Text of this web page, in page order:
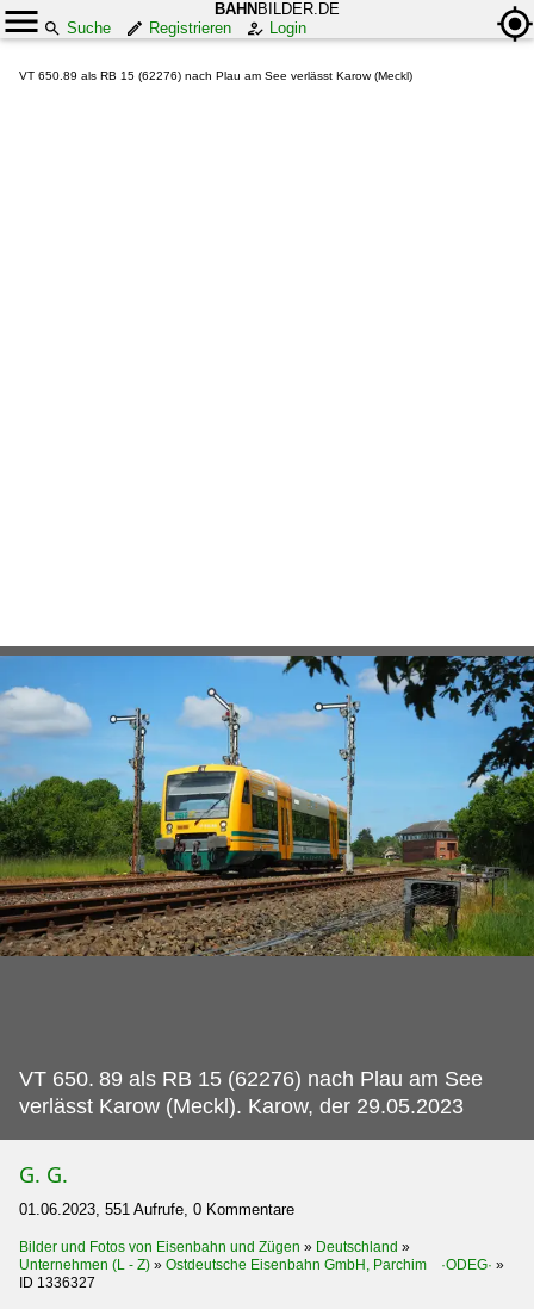
BAHN BILDER.DE
Suche
Registrieren Login
VT 650.89 als RB 15 (62276) nach Plau am See verlässt Karow (Meckl)
VT 650. 89 als RB 15 (62276) nach Plau am See
verlässt Karow (Meckl). Karow, der 29.05.2023
G. G.
01.06.2023, 551 Aufrufe, 0 Kommentare
Bilder und Fotos von Eisenbahn und Zügen » Deutschland »
Unternehmen (L - Z) » Ostdeutsche Eisenbahn GmbH, Parchim ·ODEG· »
ID 1336327